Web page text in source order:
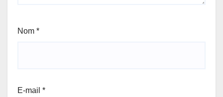
Nom *
E-mail *